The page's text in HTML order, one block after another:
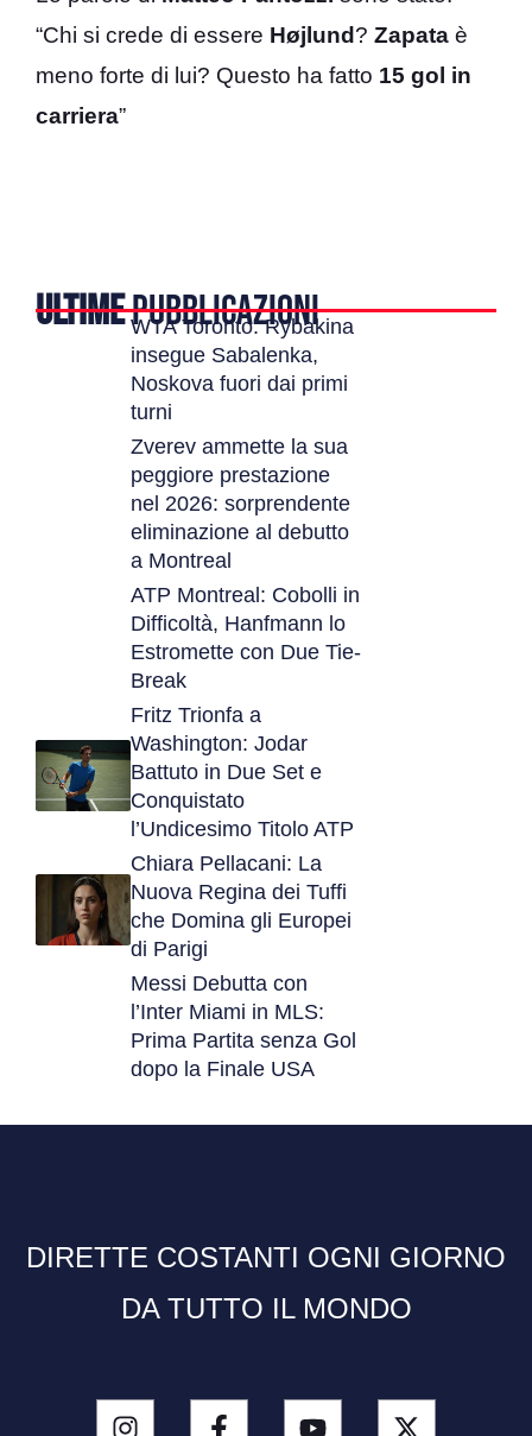
“Chi si crede di essere Højlund ? Zapata è
meno forte di lui? Questo ha fatto 15 gol in
carriera”
ULTIMEPUBBLICAZIONI
WTA Toronto: Rybakina
insegue Sabalenka,
Noskova fuori dai primi
turni
Zverev ammette la sua
peggiore prestazione
nel 2026: sorprendente
eliminazione al debutto
a Montreal
ATP Montreal: Cobolli in
Difficoltà, Hanfmann lo
Estromette con Due Tie-
Break
Fritz Trionfa a
Washington: Jodar
Battuto in Due Set e
Conquistato
l’Undicesimo Titolo ATP
Chiara Pellacani: La
Nuova Regina dei Tuffi
che Domina gli Europei
di Parigi
Messi Debutta con
l’Inter Miami in MLS:
Prima Partita senza Gol
dopo la Finale USA
DIRETTE COSTANTI OGNI GIORNO
DA TUTTO IL MONDO